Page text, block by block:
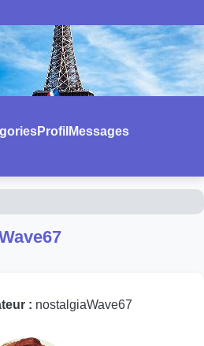
Profil Messages
: nostalgiaWave67